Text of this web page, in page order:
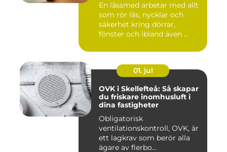
En låssmed arbetar med allt
som rör lås, nycklar och
säkerhet kring dörrar,
fönster och ibland även ...
01. jul
OVK i Skellefteå: Så skapar
du friskare inomhusluft i
dina fastigheter
Obligatorisk
ventilationskontroll, OVK, är
ett lagkrav som berör alla
ägare av flerbo...